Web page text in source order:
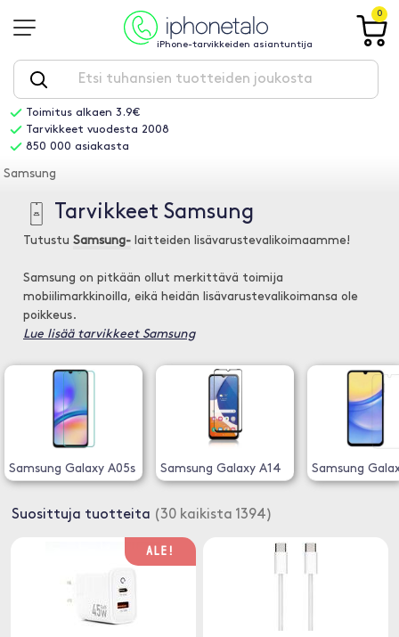
iPhone-tarvikkeiden asiantuntija
0
Toimitus alkaen 3.9€
Tarvikkeet vuodesta 2008
850 000 asiakasta
Samsung
Tarvikkeet Samsung
Tutustu Samsung- laitteiden lisävarustevalikoimaamme!
Samsung on pitkään ollut merkittävä toimija
mobiilimarkkinoilla, eikä heidän lisävarustevalikoimansa ole
poikkeus.
Lue lisää tarvikkeet Samsung
Samsung Galaxy A05s Samsung Galaxy A14 Samsung
Suosittuja tuotteita (30 kaikista 1394)
ALE!